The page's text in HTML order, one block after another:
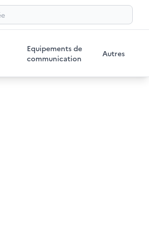
Equipements de
communication
Autres